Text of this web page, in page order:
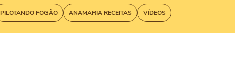
PILOTANDO FOGÃO ANAMARIA RECEITAS VÍDEOS